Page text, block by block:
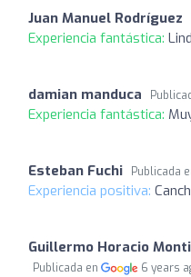
Juan Manuel Rodríguez
Experiencia fantástica:
damian manduca
Experiencia fantástica:
Esteban Fuchi Publicada
Experiencia positiva:
Guillermo Horacio
Publicada en 6 years